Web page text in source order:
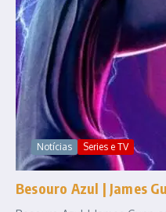
Notícias Series e TV
Besouro Azul | James